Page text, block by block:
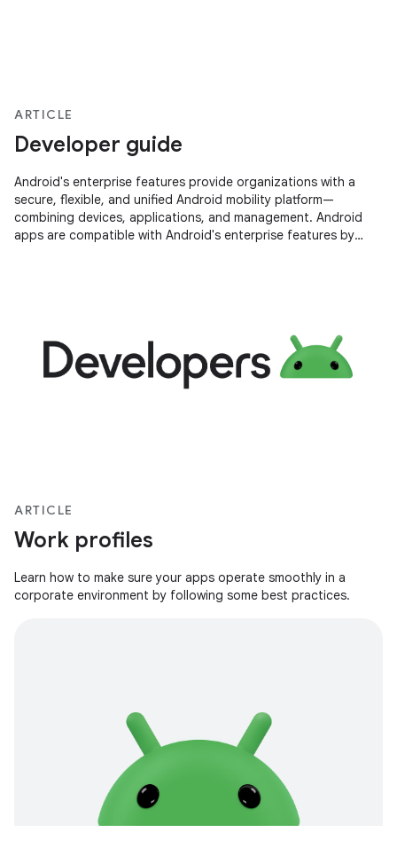
ARTICLE
Developer guide
Android's enterprise features provide organizations with a
secure, flexible, and unified Android mobility platform—
combining devices, applications, and management. Android
apps are compatible with Android's enterprise features by
ARTICLE
Work profiles
Learn how to make sure your apps operate smoothly in a
corporate environment by following some best practices.